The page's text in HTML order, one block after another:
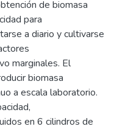
de biomasa
para
a diario y cultivarse
marginales. El
biomasa
a escala laboratorio.
en 6 cilindros de